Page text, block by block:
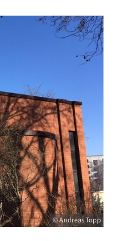
© Andreas Topp